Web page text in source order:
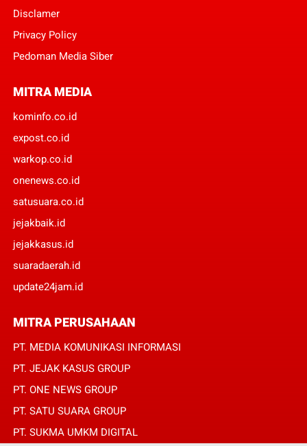
Disclamer
Privacy Policy
Pedoman Media Siber
MITRA MEDIA
kominfo.co.id
expost.co.id
warkop.co.id
onenews.co.id
satusuara.co.id
jejakbaik.id
jejakkasus.id
suaradaerah.id
update24jam.id
MITRA PERUSAHAAN
PT. MEDIA KOMUNIKASI INFORMASI
PT. JEJAK KASUS GROUP
PT. ONE NEWS GROUP
PT. SATU SUARA GROUP
PT. SUKMA UMKM DIGITAL